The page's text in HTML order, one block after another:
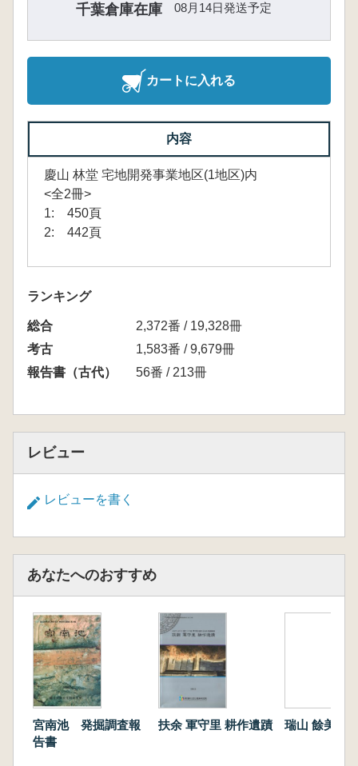
千葉倉庫在庫
08月14日発送予定
カートに入れる
内容
慶山 林堂 宅地開発事業地区(1地区)内
<全2冊>
1: 450頁
2: 442頁
ランキング
総合
2,372番 / 19,328冊
考古
1,583番 / 9,679冊
報告書（古代）
56番 / 213冊
レビュー
レビューを書く
あなたへのおすすめ
宮南池 発掘調査報
告書
扶余 軍守里 耕作遺蹟 瑞山 餘美里